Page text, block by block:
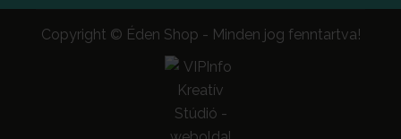
Copyright © Éden Shop - Minden jog fenntartva!